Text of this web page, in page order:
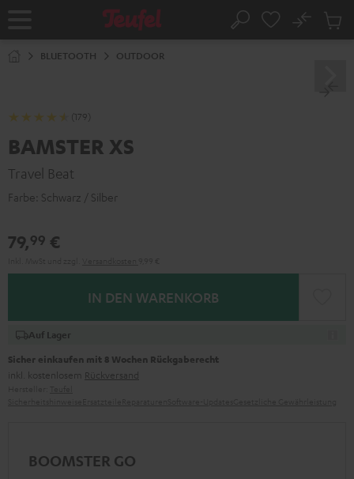
Startseite Suche
No
BLUETOOTH OUTDOOR
(179)
BAMSTER XS
Travel Beat
Farbe: Schwarz / Silber
79,99 €
IN DEN WARENKORB
Auf Lager
Sicher einkaufen mit 8 Wochen Rückgaberecht
inkl. kostenlosem Rückversand
BOOMSTER GO